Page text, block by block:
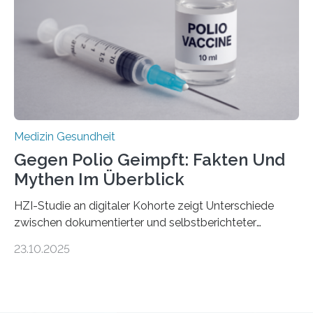
Hertie-Institut für klinische Hirnforschung am
Universitätsklinikum Tübingen haben eine solche
Schwachstelle im Erbgut einer Untergruppe des
Medulloblastoms gefunden. Die Wilhelm Sander-
Stiftung unterstützte das Projekt…
Medizin Gesundheit
Gegen Polio Geimpft: Fakten Und
Mythen Im Überblick
HZI-Studie an digitaler Kohorte zeigt Unterschiede
zwischen dokumentierter und selbstberichteter
Kinderlähmung, ist eine ansteckende Krankheit, die
23.10.2025